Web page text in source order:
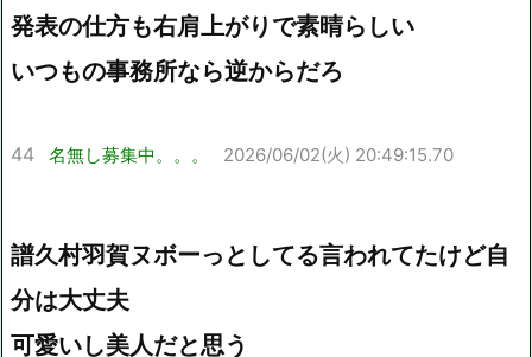
発表の仕方も右肩上がりで素晴らしい
いつもの事務所なら逆からだろ
44 名無し募集中。。。 2026/06/02(火) 20:49:15.70
譜久村羽賀ヌボーっとしてる言われてたけど自
分は大丈夫
可愛いし美人だと思う